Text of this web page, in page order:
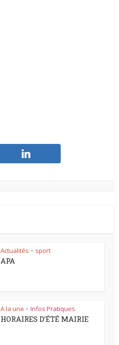
Actualités • sport
APA
A la une • Infos Pratiques
HORAIRES D’ÉTÉ MAIRIE